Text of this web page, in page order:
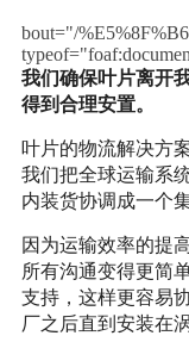
bout="/
typeof="foaf:docu
我们确保叶片离开
得到合理安置。
叶片的物流解决方
我们把全球运输系
内装货协调成一个
因为运输效率的提
所有沟通变得更简
支持，这样更容易
厂之后直到安装在